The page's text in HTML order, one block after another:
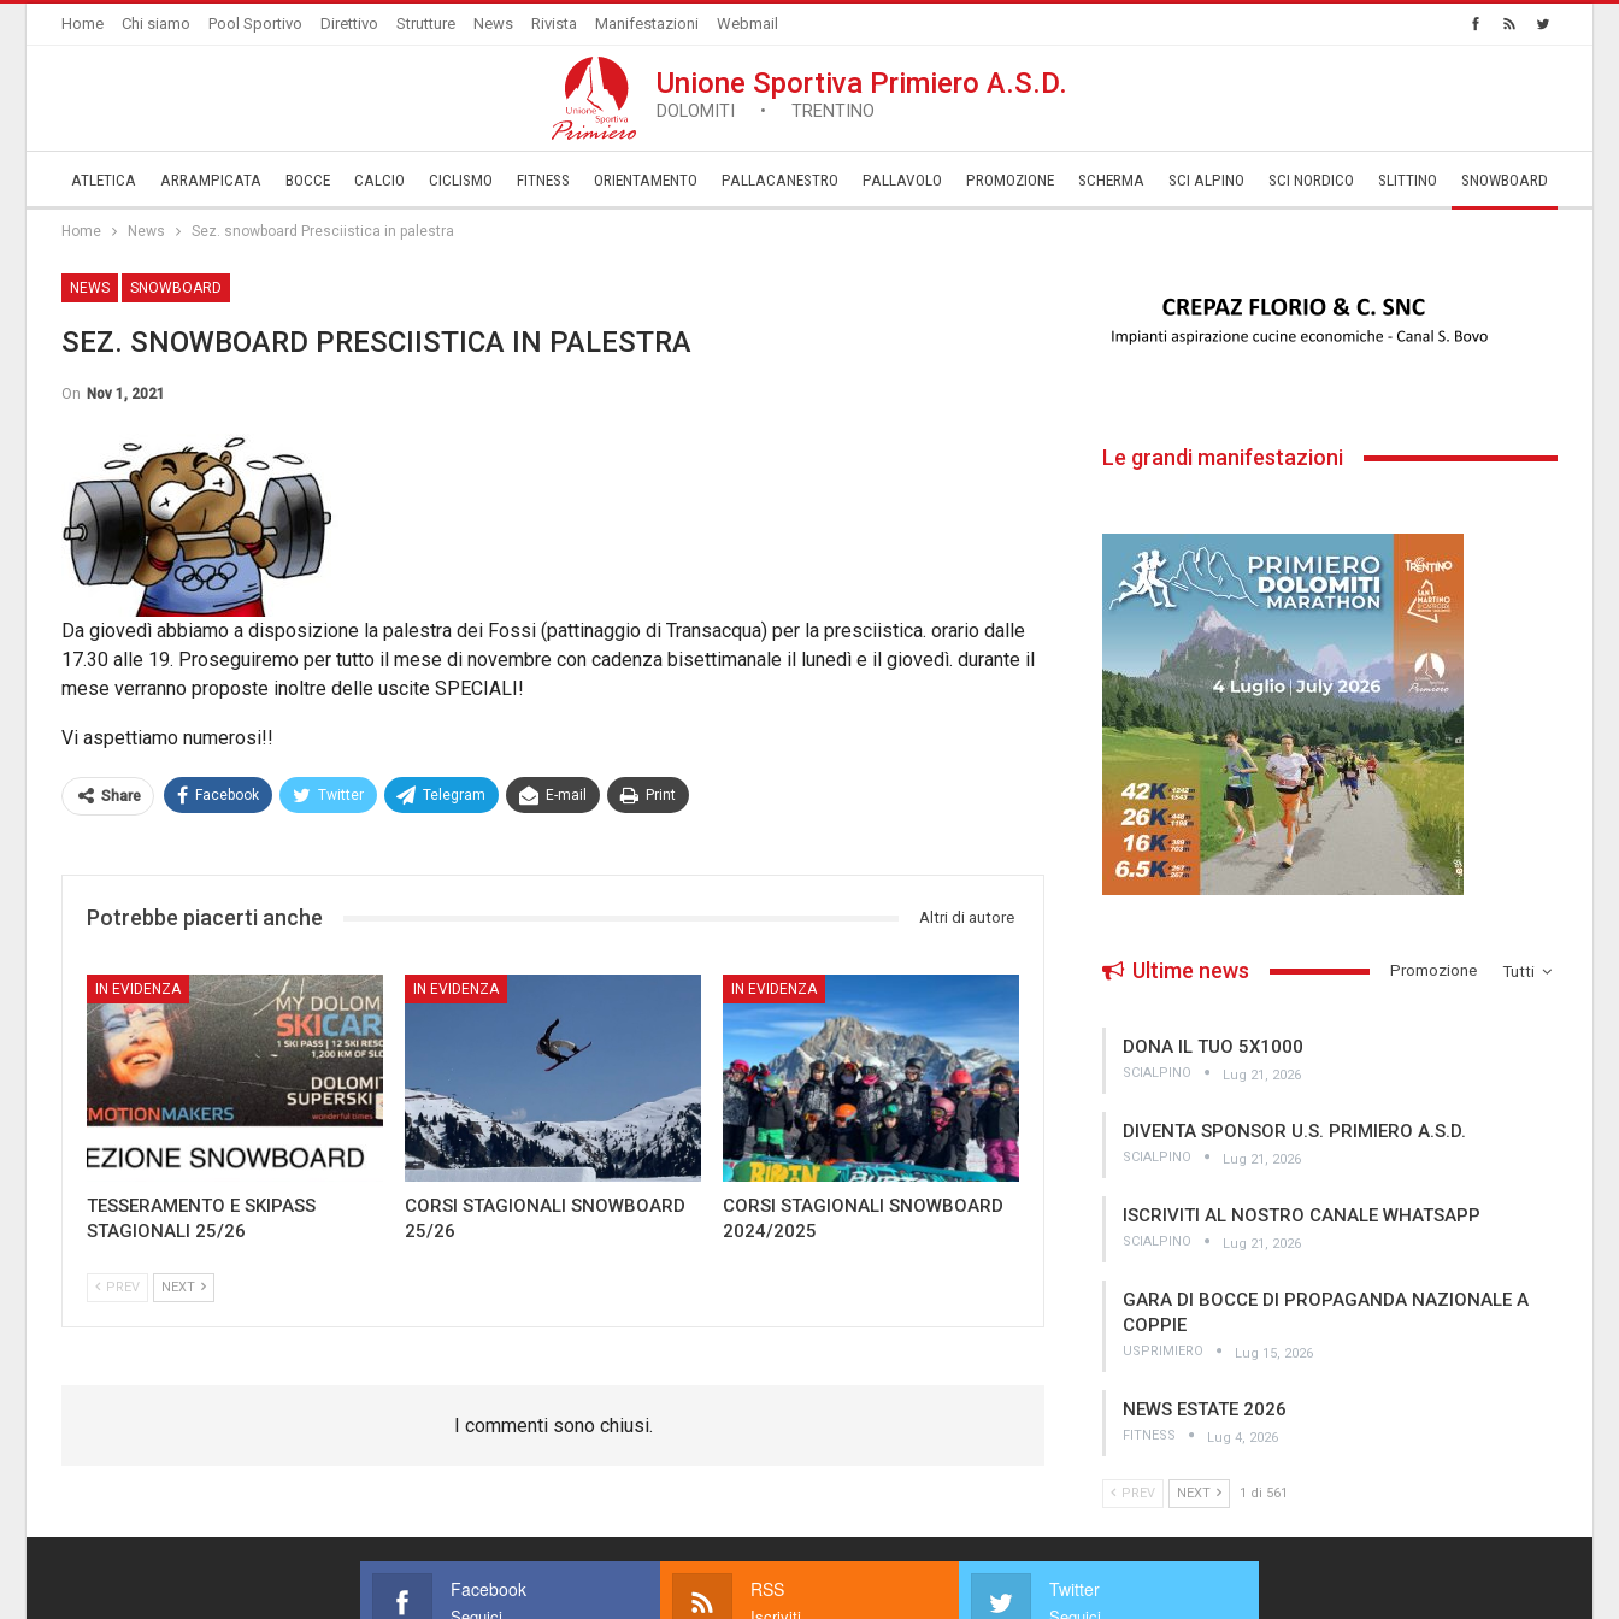
Home Chi siamo Pool Sportivo Direttivo Strutture News Rivista Manifestazioni Webmail
Unione Sportiva Primiero A.S.D.
DOLOMITI • TRENTINO
ATLETICA ARRAMPICATA BOCCE CALCIO CICLISMO FITNESS ORIENTAMENTO PALLACANESTRO PALLAVOLO ­PROMOZIONE SCHERMA SCI ALPINO SCI NORDICO SLITTINO SNOWBOARD
Home News Sez. snowboard Presciistica in palestra
NEWS SNOWBOARD
SEZ. SNOWBOARD PRESCIISTICA IN PALESTRA
On Nov 1, 2021
Da giovedì abbiamo a disposizione la palestra dei Fossi (pattinaggio di Transacqua) per la presciistica. orario dalle
17.30 alle 19. Proseguiremo per tutto il mese di novembre con cadenza bisettimanale il lunedì e il giovedì. durante il
mese verranno proposte inoltre delle uscite SPECIALI!
Vi aspettiamo numerosi!!
Share Facebook Twitter Telegram E-mail Print
Potrebbe piacerti anche Altri di autore
IN EVIDENZA
TESSERAMENTO E SKIPASS
STAGIONALI 25/26
IN EVIDENZA
CORSI STAGIONALI SNOWBOARD
25/26
IN EVIDENZA
CORSI STAGIONALI SNOWBOARD
2024/2025
PREV NEXT
I commenti sono chiusi.
Le grandi manifestazioni
Tutti
Ultime news ­Promozione
DONA IL TUO 5X1000
SCIALPINO Lug 21, 2026
DIVENTA SPONSOR U.S. PRIMIERO A.S.D.
SCIALPINO Lug 21, 2026
ISCRIVITI AL NOSTRO CANALE WHATSAPP
SCIALPINO Lug 21, 2026
GARA DI BOCCE DI PROPAGANDA NAZIONALE A
COPPIE
USPRIMIERO Lug 15, 2026
NEWS ESTATE 2026
FITNESS Lug 4, 2026
PREV NEXT 1 di 561
Facebook RSS Twitter